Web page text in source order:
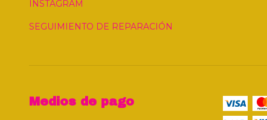
INSTAGRAM
SEGUIMIENTO DE REPARACIÓN
Medios de pago